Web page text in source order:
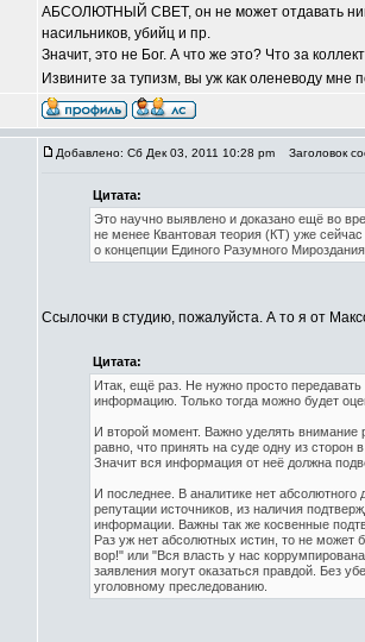
АБСОЛЮТНЫЙ СВЕТ, он не может отдавать
насильников, убийц и пр.
Значит, это не Бог. А что же это? Что за
Извините за тупизм, вы уж как оленеводу мне
Добавлено: Сб Дек 03, 2011 10:28 pm Заголовок
Цитата:
Это научно выявлено и доказано ещё во
не менее Квантовая теория (КТ) уже
о концепции Единого Разумного
Ссылочки в студию, пожалуйста. А то я от
Цитата:
Итак, ещё раз. Не нужно просто
информацию. Только тогда можно будет
И второй момент. Важно уделять внимание
равно, что принять на суде одну из
Значит вся информация от неё должна
И последнее. В аналитике нет
репутации источников, из наличия
информации. Важны так же косвенные
Раз уж нет абсолютных истин, то не может
вор!" или "Вся власть у нас
заявления могут оказаться правдой. Без
уголовному преследованию.